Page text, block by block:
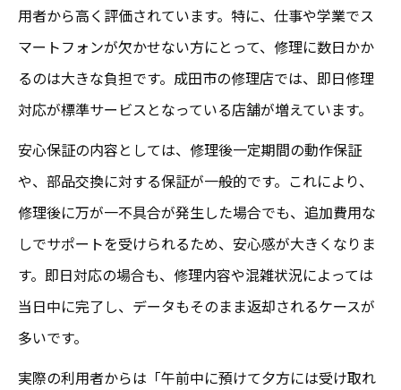
用者から高く評価されています。特に、仕事や学業でス
マートフォンが欠かせない方にとって、修理に数日かか
るのは大きな負担です。成田市の修理店では、即日修理
対応が標準サービスとなっている店舗が増えています。
安心保証の内容としては、修理後一定期間の動作保証
や、部品交換に対する保証が一般的です。これにより、
修理後に万が一不具合が発生した場合でも、追加費用な
しでサポートを受けられるため、安心感が大きくなりま
す。即日対応の場合も、修理内容や混雑状況によっては
当日中に完了し、データもそのまま返却されるケースが
多いです。
実際の利用者からは「午前中に預けて夕方には受け取れ